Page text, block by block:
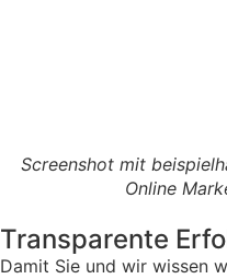
Screenshot mit
Online
Transparente
Damit Sie und wir wissen